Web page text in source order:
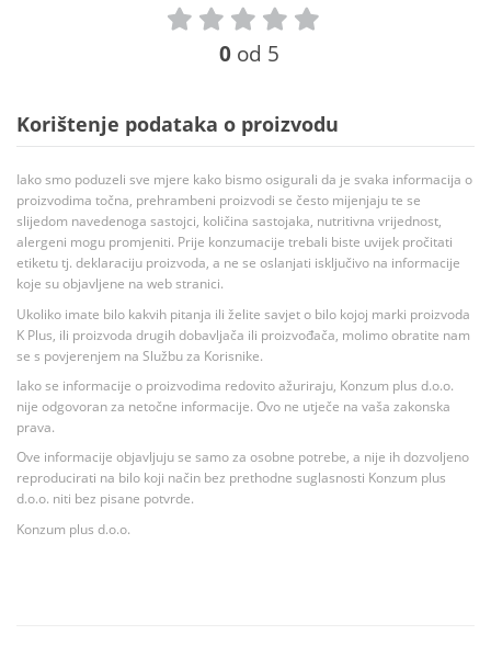
0 od 5
Korištenje podataka o proizvodu
Iako smo poduzeli sve mjere kako bismo osigurali da je svaka informacija o
proizvodima točna, prehrambeni proizvodi se često mijenjaju te se
slijedom navedenoga sastojci, količina sastojaka, nutritivna vrijednost,
alergeni mogu promjeniti. Prije konzumacije trebali biste uvijek pročitati
etiketu tj. deklaraciju proizvoda, a ne se oslanjati isključivo na informacije
koje su objavljene na web stranici.
Ukoliko imate bilo kakvih pitanja ili želite savjet o bilo kojoj marki proizvoda
K Plus, ili proizvoda drugih dobavljača ili proizvođača, molimo obratite nam
se s povjerenjem na Službu za Korisnike.
Iako se informacije o proizvodima redovito ažuriraju, Konzum plus d.o.o.
nije odgovoran za netočne informacije. Ovo ne utječe na vaša zakonska
prava.
Ove informacije objavljuju se samo za osobne potrebe, a nije ih dozvoljeno
reproducirati na bilo koji način bez prethodne suglasnosti Konzum plus
d.o.o. niti bez pisane potvrde.
Konzum plus d.o.o.